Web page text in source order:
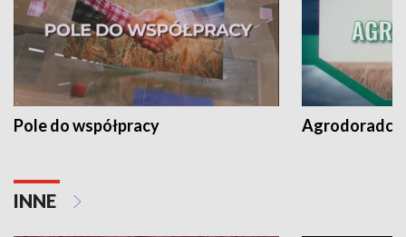
Pole do współpracy Agrodoradcy
INNE